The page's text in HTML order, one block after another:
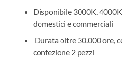
Disponibile 3000K,
domestici e commerciali
Durata oltre 30.000 ore,
confezione 2 pezzi